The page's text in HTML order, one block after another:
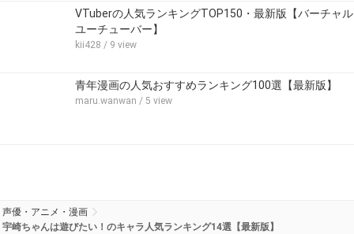
VTuberの人気ランキングTOP150・最新版【バーチャル
ユーチューバー】
kii428 / 9 view
青年漫画の人気おすすめランキング100選【最新版】
maru.wanwan / 5 view
声優・アニメ・漫画
宇崎ちゃんは遊びたい！のキャラ人気ランキング14選【最新版】